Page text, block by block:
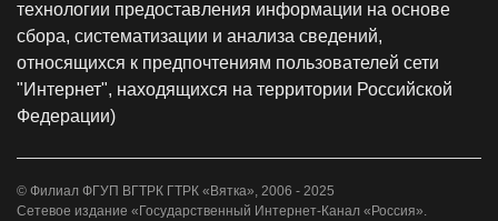
технологии предоставления информации на основе
сбора, систематизации и анализа сведений,
относящихся к предпочтениям пользователей сети
"Интернет", находящихся на территории Российской
Федерации)
© Филиал ФГУП ВГТРК ГТРК «Вятка», 2006 - 2025
Сетевое издание «Государственный Интернет-Канал «Россия».